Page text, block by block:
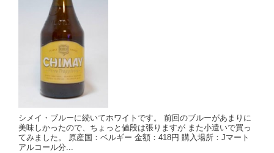
シメイ・ブルーに続いてホワイトです。 前回のブルーがあまりに
美味しかったので、ちょっと値段は張りますが また小遣いで買っ
てみました。 原産国：ベルギー 金額：418円 購入場所：Jマート
アルコール分...